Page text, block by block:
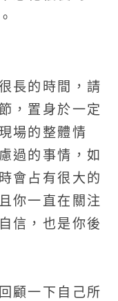
長的時間，請
，置身於一定
場的整體情
過的事情，如
會占有很大的
你一直在關注
信，也是你後
顧一下自己所